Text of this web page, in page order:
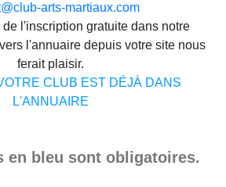
arts-martiaux.com
de l'inscription gratuite dans notre
l'annuaire depuis votre site nous
ferait plaisir.
CLUB EST DÉJÀ DANS
L'ANNUAIRE
en bleu sont obligatoires.